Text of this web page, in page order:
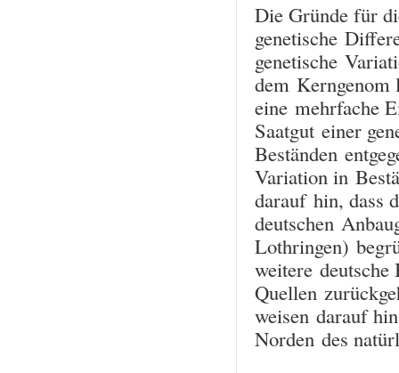
Die Gründe für
genetische
genetische
dem Kerngenom
eine mehrfache
Saatgut einer
Beständen
Variation in
darauf hin, dass
deutschen
Lothringen)
weitere deutsche
Quellen
weisen darauf
Norden des